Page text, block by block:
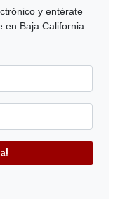
y entérate
en Baja California